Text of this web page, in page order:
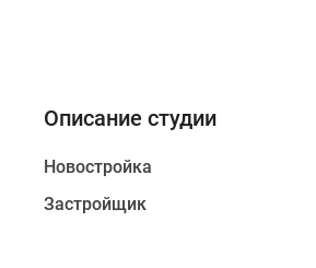
Описание студии
Новостройка
Застройщик